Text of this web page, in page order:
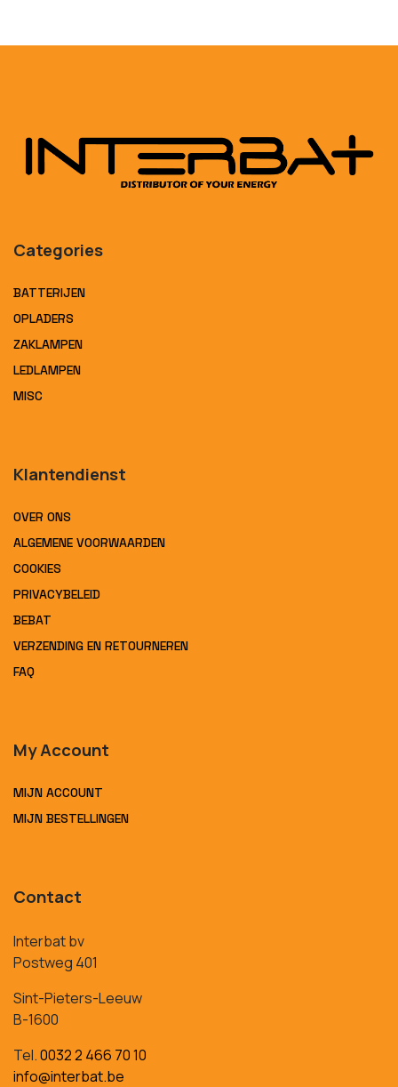
Categories
BATTERIJEN
OPLADERS
ZAKLAMPEN
LEDLAMPEN
MISC
Klantendienst
OVER ONS
ALGEMENE VOORWAARDEN
COOKIES
PRIVACYBELEID
BEBAT
VERZENDING EN RETOURNEREN
FAQ
My Account
MIJN ACCOUNT
MIJN BESTELLINGEN
Contact
Interbat bv
Postweg 401
Sint-Pieters-Leeuw
B-1600
Tel.0032 2 466 70 10
info@interbat.be